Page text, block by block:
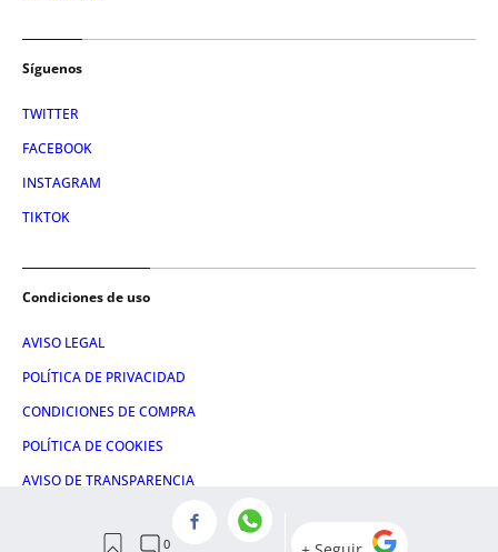
Síguenos
TWITTER
FACEBOOK
INSTAGRAM
TIKTOK
Condiciones de uso
AVISO LEGAL
POLÍTICA DE PRIVACIDAD
CONDICIONES DE COMPRA
POLÍTICA DE COOKIES
AVISO DE TRANSPARENCIA